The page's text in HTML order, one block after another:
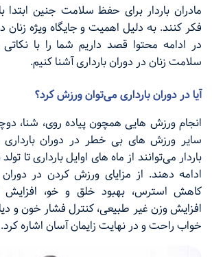
مادران باردار برای حفظ سلامت جنین
فکر کنند. به دلیل اهمیت و جایگاه ویژه زنان
در ادامه محتوا قصد داریم شما را با نکاتی
سلامت زنان در دوران بارداری آشنا کنیم.
آیا در دوران بارداری می‌توان ورزش کرد؟
انجام ورزش هایی همچون پیاده روی، شنا،
سایر ورزش های بی خطر در دوران
باردار می‌توانند از ماه های اوایل بارداری تا
ادامه دهند. از مزایای ورزش کردن در
کاهش استرس، بهبود خلق و خو، افزایش
افزایش وزن غیر طبیعی، کنترل فشار خون و
خواب راحت و در نهایت زایمان آسان اشاره کرد.